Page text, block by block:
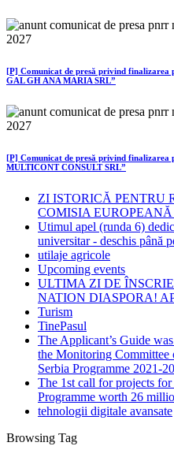
[P] Comunicat de presă privind
GAL GH ANA MARIA SRL”
[P] Comunicat de presă privind
MULTICONT CONSULT SRL”
ZI ISTORICĂ PENTRU
COMISIA
Utimul apel (runda 6)
universitar - deschis până
utilaje agricole
Upcoming events
ULTIMA ZI DE
NATION DIASPORA!
Turism
TinePasul
The Applicant’s Guide
the Monitoring Committee
Serbia Programme 2021-
The 1st call for projects
Programme worth 26
tehnologii digitale avansate
Browsing Tag